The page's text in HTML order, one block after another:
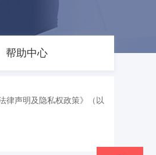
帮助中心
律声明及隐私权政策》（以